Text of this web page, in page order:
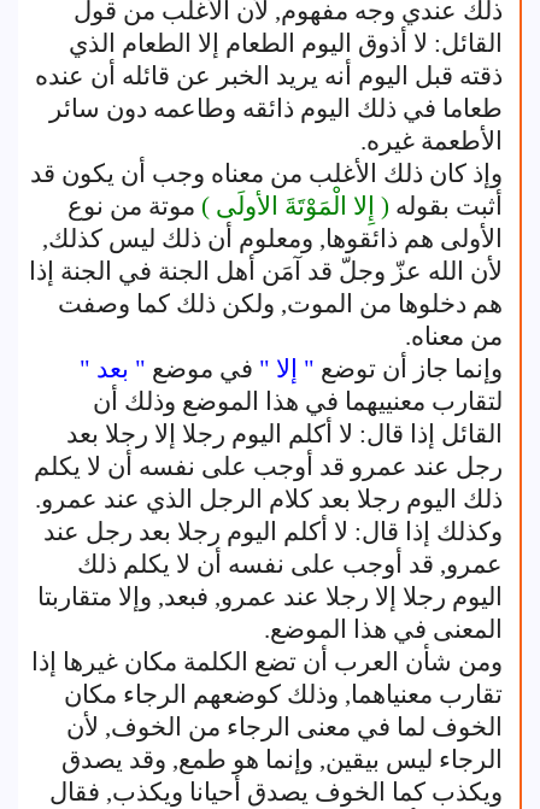
ذلك عندي وجه مفهوم, لأن الأغلب من قول
القائل: لا أذوق اليوم الطعام إلا الطعام الذي
ذقته قبل اليوم أنه يريد الخبر عن قائله أن عنده
طعاما في ذلك اليوم ذائقه وطاعمه دون سائر
الأطعمة غيره.
وإذ كان ذلك الأغلب من معناه وجب أن يكون قد
أثبت بقوله ( إِلا الْمَوْتَةَ الأولَى ) موتة من نوع
الأولى هم ذائقوها, ومعلوم أن ذلك ليس كذلك,
لأن الله عزّ وجلّ قد آمَن أهل الجنة في الجنة إذا
هم دخلوها من الموت, ولكن ذلك كما وصفت
من معناه.
وإنما جاز أن توضع " إلا " في موضع " بعد "
لتقارب معنييهما في هذا الموضع وذلك أن
القائل إذا قال: لا أكلم اليوم رجلا إلا رجلا بعد
رجل عند عمرو قد أوجب على نفسه أن لا يكلم
ذلك اليوم رجلا بعد كلام الرجل الذي عند عمرو.
وكذلك إذا قال: لا أكلم اليوم رجلا بعد رجل عند
عمرو, قد أوجب على نفسه أن لا يكلم ذلك
اليوم رجلا إلا رجلا عند عمرو, فبعد, وإلا متقاربتا
المعنى في هذا الموضع.
ومن شأن العرب أن تضع الكلمة مكان غيرها إذا
تقارب معنياهما, وذلك كوضعهم الرجاء مكان
الخوف لما في معنى الرجاء من الخوف, لأن
الرجاء ليس بيقين, وإنما هو طمع, وقد يصدق
ويكذب كما الخوف يصدق أحيانا ويكذب, فقال